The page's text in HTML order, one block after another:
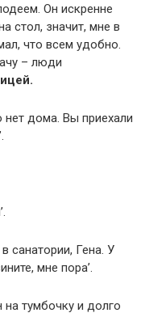
Он искренне
стол, значит, мне в
что всем удобно.
– люди
нет дома. Вы приехали
санатории, Гена. У
мне пора’.
тумбочку и долго